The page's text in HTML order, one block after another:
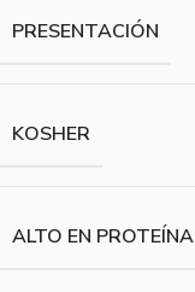
PRESENTACIÓN
KOSHER
ALTO EN PROTEÍNA